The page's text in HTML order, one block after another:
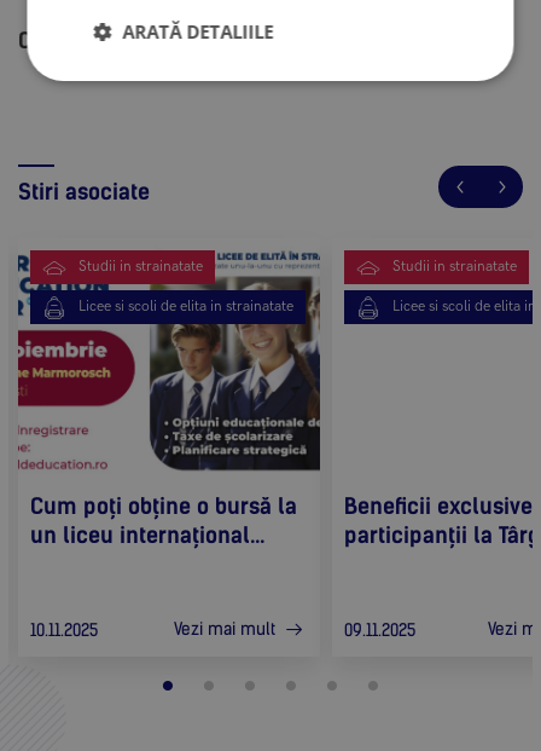
Cuvinte cheie: Licee in strainatate
Stiri asociate
Studii in strainatate
Licee si scoli de elita in strainatate
Cum poți obține o bursă la
un liceu internațional...
10.11.2025 Vezi mai mult
Studii in strainatate
Licee si scoli de elita
Beneficii exclusive
participanții la
09.11.2025 Vezi
ARATĂ DETALIILE